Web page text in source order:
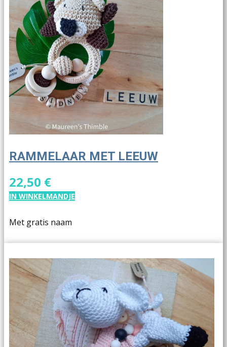
RAMMELAAR MET LEEUW
22,50 €
IN WINKELMANDJE
Met gratis naam